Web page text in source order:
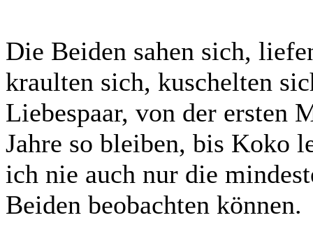
Die Beiden sahen sich,
kraulten sich, kuschelten
Liebespaar, von der ersten
Jahre so bleiben, bis Koko
ich nie auch nur die
Beiden beobachten können.